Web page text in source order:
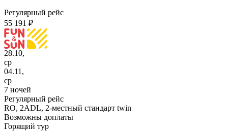
Регулярный рейс
55 191 ₽
28.10,
ср
04.11,
ср
7 ночей
Регулярный рейс
RO, 2ADL, 2-местный стандарт twin
Возможны доплаты
Горящий тур